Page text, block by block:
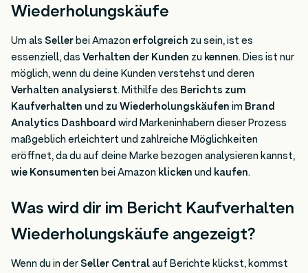
Wiederholungskäufe
Um alsSellerbei Amazonerfolgreich zu sein, ist es
essenziell, dasVerhalten der Kunden zu kennen. Dies ist nur
möglich, wenn du deine Kunden verstehst und deren
Verhalten analysierst. Mithilfe des Berichts zum
Kaufverhalten und zu Wiederholungskäufenim Brand
Analytics Dashboardwird Markeninhabern dieser Prozess
maßgeblich erleichtert und zahlreiche Möglichkeiten
eröffnet, da du auf deine Marke bezogen analysieren kannst,
wie Konsumentenbei Amazon klickenund kaufen.
Was wird dir im Bericht Kaufverhalten
Wiederholungskäufe angezeigt?
Wenn du in derSeller Centralauf Berichte klickst, kommst